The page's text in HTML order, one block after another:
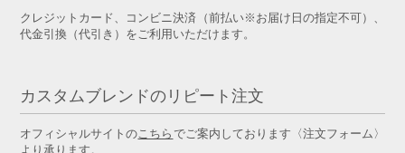
クレジットカード、コンビニ決済（前払い※お届け日の指定不可）、
代金引換（代引き）をご利用いただけます。
カスタムブレンドのリピート注文
オフィシャルサイトの こちら でご案内しております〈注文フォーム〉
より承ります。